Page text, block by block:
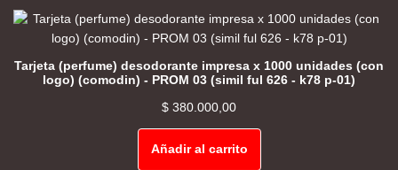
Tarjeta (perfume) desodorante impresa x 1000 unidades (con
logo) (comodin) - PROM 03 (simil ful 626 - k78 p-01)
$ 380.000,00
Añadir al carrito